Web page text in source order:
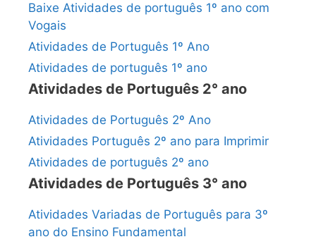
Baixe Atividades de português 1º ano com
Vogais
Atividades de Português 1º Ano
Atividades de português 1º ano
Atividades de Português 2° ano
Atividades de Português 2º Ano
Atividades Português 2º ano para Imprimir
Atividades de português 2º ano
Atividades de Português 3° ano
Atividades Variadas de Português para 3º
ano do Ensino Fundamental